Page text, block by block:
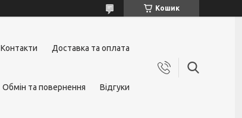
Кошик
Контакти Доставка та оплата
Обмін та повернення Відгуки